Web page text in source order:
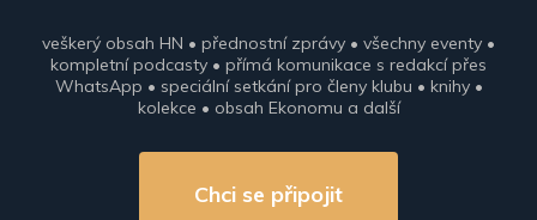
veškerý obsah HN • přednostní zprávy • všechny eventy •
kompletní podcasty • přímá komunikace s redakcí přes
WhatsApp • speciální setkání pro členy klubu • knihy •
kolekce • obsah Ekonomu a další
Chci se připojit